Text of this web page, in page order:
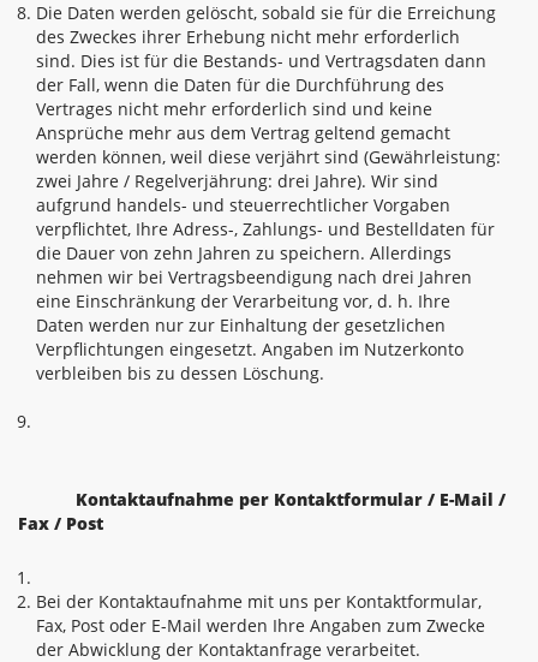
Die Daten werden gelöscht, sobald sie für die Erreichung
des Zweckes ihrer Erhebung nicht mehr erforderlich
sind. Dies ist für die Bestands- und Vertragsdaten dann
der Fall, wenn die Daten für die Durchführung des
Vertrages nicht mehr erforderlich sind und keine
Ansprüche mehr aus dem Vertrag geltend gemacht
werden können, weil diese verjährt sind (Gewährleistung:
zwei Jahre / Regelverjährung: drei Jahre). Wir sind
aufgrund handels- und steuerrechtlicher Vorgaben
verpflichtet, Ihre Adress-, Zahlungs- und Bestelldaten für
die Dauer von zehn Jahren zu speichern. Allerdings
nehmen wir bei Vertragsbeendigung nach drei Jahren
eine Einschränkung der Verarbeitung vor, d. h. Ihre
Daten werden nur zur Einhaltung der gesetzlichen
Verpflichtungen eingesetzt. Angaben im Nutzerkonto
verbleiben bis zu dessen Löschung.
Kontaktaufnahme per Kontaktformular / E-Mail /
Fax / Post
Bei der Kontaktaufnahme mit uns per Kontaktformular,
Fax, Post oder E-Mail werden Ihre Angaben zum Zwecke
der Abwicklung der Kontaktanfrage verarbeitet.